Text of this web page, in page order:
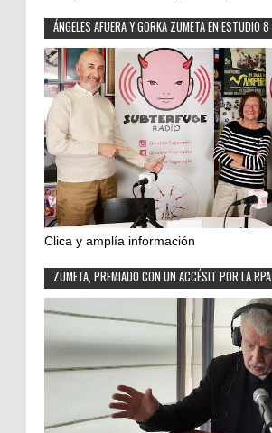
ÁNGELES AFUERA Y GORKA ZUMETA EN ESTUDIO 8
Clica y amplía información
ZUMETA, PREMIADO CON UN ACCÉSIT POR LA RPA